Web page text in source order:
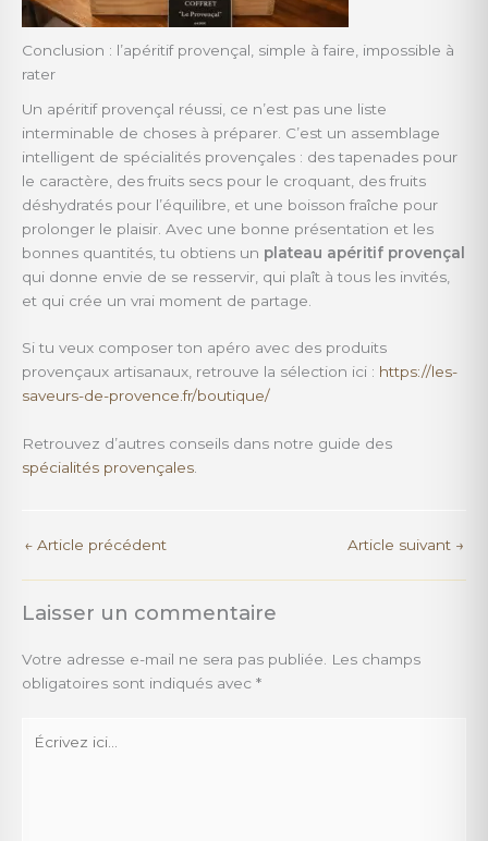
Conclusion : l’apéritif provençal, simple à faire, impossible à
rater
Un apéritif provençal réussi, ce n’est pas une liste
interminable de choses à préparer. C’est un assemblage
intelligent de spécialités provençales : des tapenades pour
le caractère, des fruits secs pour le croquant, des fruits
déshydratés pour l’équilibre, et une boisson fraîche pour
prolonger le plaisir. Avec une bonne présentation et les
bonnes quantités, tu obtiens un plateau apéritif provençal
qui donne envie de se resservir, qui plaît à tous les invités,
et qui crée un vrai moment de partage.
Si tu veux composer ton apéro avec des produits
provençaux artisanaux, retrouve la sélection ici : https://les-
saveurs-de-provence.fr/boutique/
Retrouvez d’autres conseils dans notre guide des
spécialités provençales.
← Article précédent Article suivant →
Laisser un commentaire
Votre adresse e-mail ne sera pas publiée.
Les champs
obligatoires sont indiqués avec *
ici…